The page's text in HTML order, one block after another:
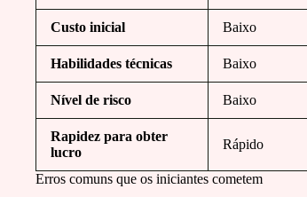
Custo inicial Baixo
Habilidades técnicas Baixo
Nível de risco Baixo
Rapidez para obter
lucro
Rápido
Erros comuns que os iniciantes cometem